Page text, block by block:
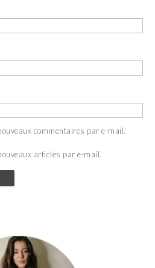
commentaires par e-mail.
articles par e-mail.